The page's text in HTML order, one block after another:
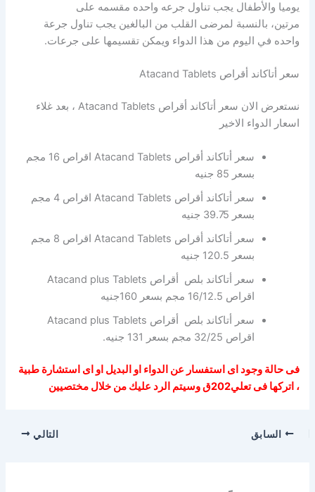
يوميا والأطفال يجب تناول جرعه واحده مقسمه على
مرتين، بالنسبة لمرضى القلب من البالغين يجب تناول جرعة
واحده في اليوم من هذا الدواء ويمكن تقسيمها على جرعات.
سعر أتاكاند أقراص Atacand Tablets
نستعرض الان سعر أتاكاند أقراص Atacand Tablets ، بعد غلاء
اسعار الدواء الاخير
سعر أتاكاند أقراص Atacand Tablets اقراص 16 مجم
بسعر 85 جنيه
سعر أتاكاند أقراص Atacand Tablets اقراص 4 مجم
بسعر 39.75 جنيه
سعر أتاكاند أقراص Atacand Tablets اقراص 8 مجم
بسعر 120.5 جنيه
سعر أتاكاند بلص أقراص Atacand plus Tablets
اقراص 16/12.5 مجم بسعر 160جنيه
سعر أتاكاند بلص أقراص Atacand plus Tablets
اقراص 32/25 مجم بسعر 131 جنيه.
فى حالة وجود اى استفسار عن الدواء او البديل او اى استشارة طبية
، اتركها فى تعلي202ق وسيتم الرد عليك من خلال مختصيين
السابق التالي